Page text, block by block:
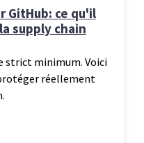
GitHub: ce qu'il
supply chain
strict minimum. Voici
réellement